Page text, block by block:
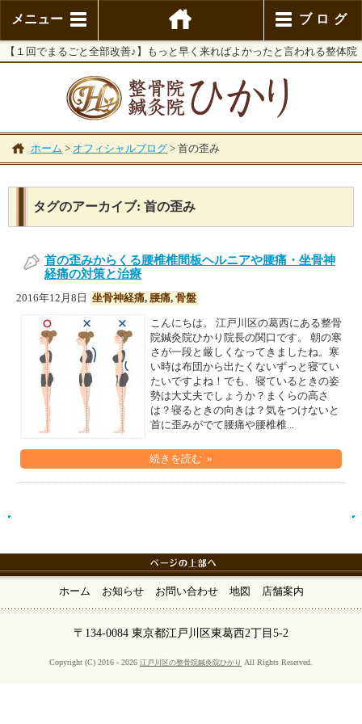
メニュー ブログ
【１回でまるごと全部改善♪】もっと早く来ればよかったと言われる整体院
ホーム > オフィシャルブログ > 首の歪み
タグのアーカイブ: 首の歪み
首の歪みからくる腰椎椎間板ヘルニアや腰痛・坐骨神
経痛の対策と治療
2016年12月8日 坐骨神経痛, 腰痛, 骨盤
こんにちは。 江戸川区の葛西にある整骨
院鍼灸院ひかり院長の関口です。 朝の寒
さが一段と厳しくなってきましたね。寒
い時は布団から出たくないずっと寝てい
たいですよね！でも、寝ているときの姿
勢は大丈夫でしょうか？まくらの高さ
は？寝るときの向きは？気をつけないと
首に歪みがでて腰痛や腰椎椎...
続きを読む »
ホーム お知らせ お問い合わせ 地図 店舗案内
〒134-0084 東京都江戸川区東葛西2丁目5-2
Copyright (C) 2016 - 2026 江戸川区の整骨院鍼灸院ひかり All Rights Reserved.